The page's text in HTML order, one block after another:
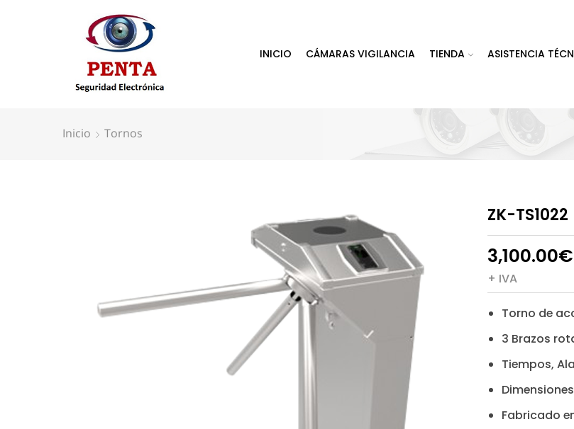
INICIO CÁMARAS VIGILANCIA TIENDA ASISTENCIA
Inicio Tornos
ZK-TS1022
3,100.00€
+ IVA
Torno de
3 Brazos
Tiempos,
Fabricado